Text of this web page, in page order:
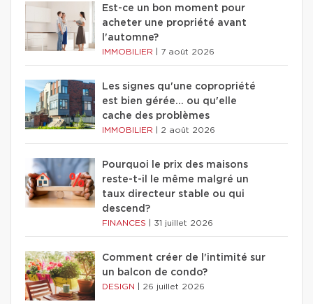
Est-ce un bon moment pour
acheter une propriété avant
l'automne?
IMMOBILIER 7 août 2026
Les signes qu'une copropriété
est bien gérée… ou qu'elle
cache des problèmes
IMMOBILIER 2 août 2026
Pourquoi le prix des maisons
reste-t-il le même malgré un
taux directeur stable ou qui
descend?
FINANCES 31 juillet 2026
Comment créer de l'intimité sur
un balcon de condo?
DESIGN 26 juillet 2026